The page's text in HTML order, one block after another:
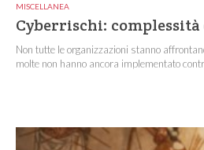
MISCELLANEA
Cyberrischi: complessità
Non tutte le organizzazioni stanno
molte non hanno ancora implementato